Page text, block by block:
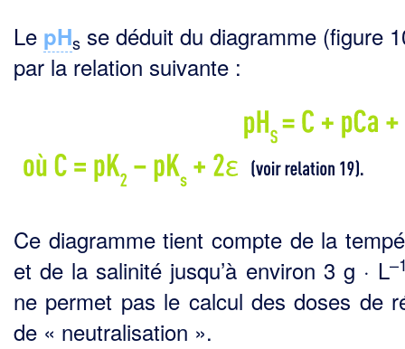
Le pHs se déduit du diagramme (figure
par la relation suivante :
Ce diagramme tient compte de la
et de la salinité jusqu’à environ 3 g · L
ne permet pas le calcul des doses de
de « neutralisation ».